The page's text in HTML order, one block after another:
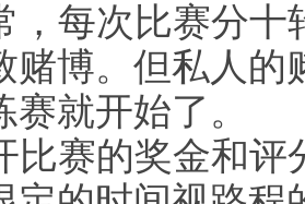
每次比赛分十
赌博。但私人的
赛就开始了。
赛的奖金和评